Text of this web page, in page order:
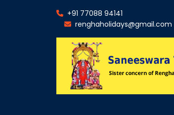
+91 77088 94141
renghaholidays@gmail.com